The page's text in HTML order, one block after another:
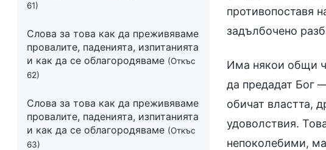
61)
Слова за това как да преживяваме
провалите, паденията, изпитанията
и как да се облагородяваме (Откъс
62)
Слова за това как да преживяваме
провалите, паденията, изпитанията
и как да се облагородяваме (Откъс
63)
противопоставя
задълбочено
Има някои общи
да предадат Бог
обичат властта,
удоволствия.
непоколебими,